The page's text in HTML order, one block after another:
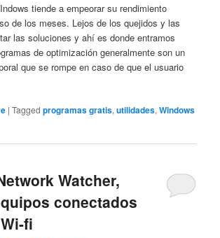
tiende a empeorar su rendimiento
de los meses. Lejos de los quejidos y las
las soluciones y ahí es donde entramos
de optimización generalmente son un
que se rompe en caso de que el usuario
|Tagged programas gratis,utilidades,Windows
Watcher,
conectados
fi